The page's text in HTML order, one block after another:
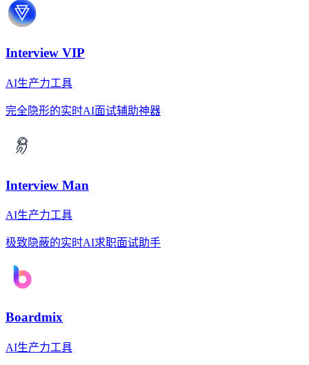
Interview VIP
AI生产力工具
完全隐形的实时AI面试辅助神器
Interview Man
AI生产力工具
极致隐蔽的实时AI求职面试助手
Boardmix
AI生产力工具